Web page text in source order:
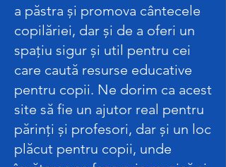
a păstra și promova cântecele
copilăriei, dar și de a oferi un
spațiu sigur și util pentru cei
care caută resurse educative
pentru copii. Ne dorim ca acest
site să fie un ajutor real pentru
părinți și profesori, dar și un loc
plăcut pentru copii, unde